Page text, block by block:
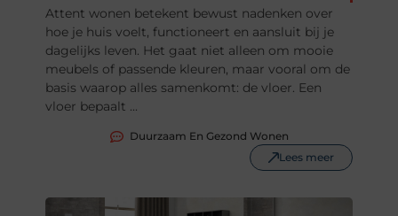
Attent wonen betekent bewust nadenken over
hoe je huis voelt, functioneert en aansluit bij je
dagelijks leven. Het gaat niet alleen om mooie
meubels of passende kleuren, maar vooral om de
basis waarop alles samenkomt: de vloer. Een
vloer bepaalt ...
Duurzaam En Gezond Wonen
Lees meer